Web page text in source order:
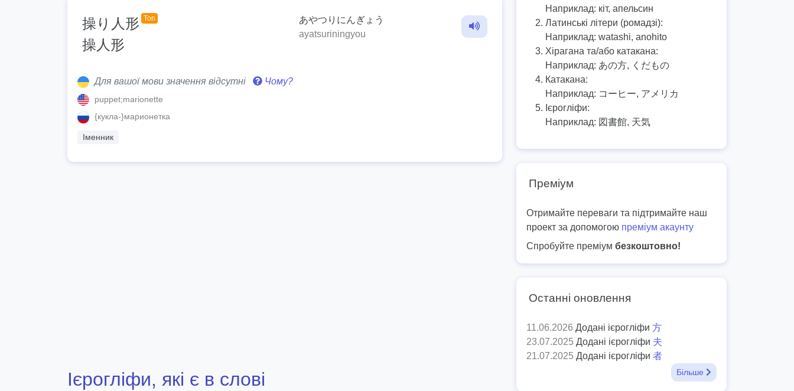
操り人形 Топ
操人形
あやつりにんぎょう
ayatsuriningyou
Для вашої мови значення відсутні Чому?
puppet;marionette
{кукла-}марионетка
Іменник
Ієрогліфи, які є в слові
Наприклад: кіт, апельсин
Латинські літери (ромадзі):
Наприклад: watashi, anohito
Хірагана та/або катакана:
Наприклад: あの方, くだもの
Катакана:
Наприклад: コーヒー, アメリカ
Ієрогліфи:
Наприклад: 図書館, 天気
Преміум
Отримайте переваги та підтримайте наш
проект за допомогою преміум акаунту
Спробуйте преміум безкоштовно!
Останні оновлення
11.06.2026 Додані ієрогліфи 方
23.07.2025 Додані ієрогліфи 夫
21.07.2025 Додані ієрогліфи 者
Більше